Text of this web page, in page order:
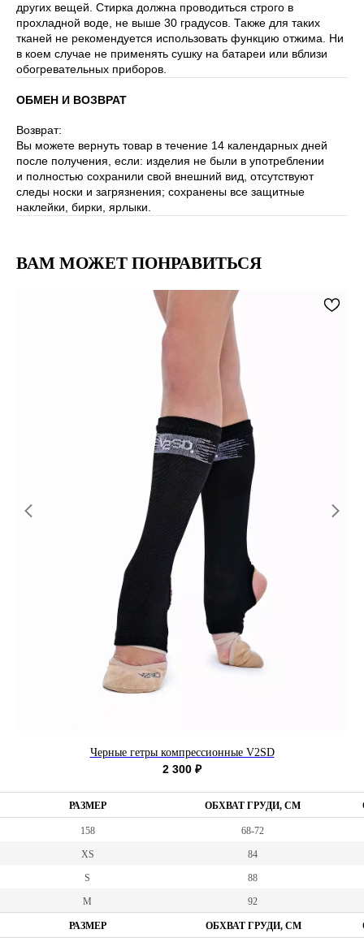
других вещей. Стирка должна проводиться строго в
прохладной воде, не выше 30 градусов. Также для таких
тканей не рекомендуется использовать функцию отжима. Ни
в коем случае не применять сушку на батареи или вблизи
обогревательных приборов.
ОБМЕН И ВОЗВРАТ
Возврат:
Вы можете вернуть товар в течение 14 календарных дней
после получения, если: изделия не были в употреблении
и полностью сохранили свой внешний вид, отсутствуют
следы носки и загрязнения; сохранены все защитные
наклейки, бирки, ярлыки.
ВАМ МОЖЕТ ПОНРАВИТЬСЯ
Черные гетры компрессионные V2SD
2 300 ₽
РАЗМЕР ОБХВАТ ГРУДИ, СМ
158 68-72
XS 84
S 88
M 92
РАЗМЕР ОБХВАТ ГРУДИ, СМ